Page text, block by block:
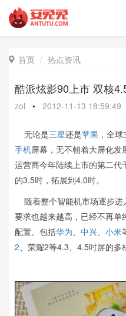
 首页 热点资讯
酷派炫影90上市 双核
zol • 2012-11-13 18:59:49
无论是三星还是苹果 ，全
手机屏幕，无不朝着大屏化
运营商今年陆续上市的第二
的3.5吋，拓展到4.0吋。
随着整个智能机市场逐步进
要求也越来越高，已经不再
配置。包括华为、 中兴、 小米
2、荣耀2等4.3、4.5吋屏的多